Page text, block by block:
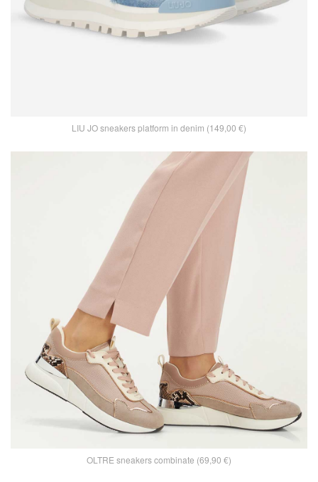
LIU JO sneakers platform in denim (149,00 €)
OLTRE sneakers combinate (69,90 €)